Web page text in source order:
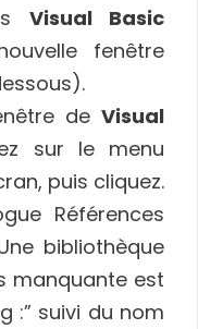
Visual Basic
fenêtre
de Visual
sur le menu
puis cliquez.
Références
bibliothèque
manquante est
:” suivi du nom